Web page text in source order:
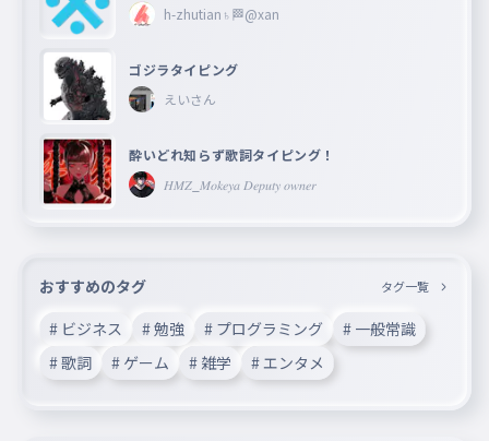
h-zhutian♄🏁@xan
ゴジラタイピング
えいさん
酔いどれ知らず歌詞タイピング！
𝐻𝑀𝑍_𝑀𝑜𝑘𝑒𝑦𝑎 𝐷𝑒𝑝𝑢𝑡𝑦 𝑜𝑤𝑛𝑒𝑟
おすすめのタグ タグ一覧
# ビジネス # 勉強 # プログラミング
# 一般常識
# 歌詞
# ゲーム # 雑学 # エンタメ